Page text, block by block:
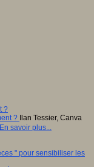
?
Ilan Tessier, Canva
En savoir plus...
" pour sensibiliser les